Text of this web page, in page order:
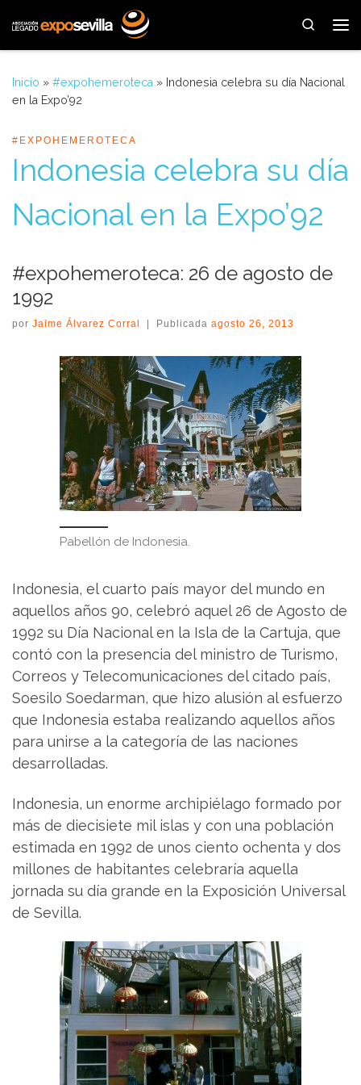
Saltar al contenido
Search
Inicio » #expohemeroteca » Indonesia celebra su día Nacional
en la Expo’92
#EXPOHEMEROTECA
Indonesia celebra su día
Nacional en la Expo’92
#expohemeroteca: 26 de agosto de
1992
por Jaime Álvarez Corral Publicada agosto 26, 2013
Pabellón de Indonesia.
Indonesia, el cuarto país mayor del mundo en
aquellos años 90, celebró aquel 26 de Agosto de
1992 su Día Nacional en la Isla de la Cartuja, que
contó con la presencia del ministro de Turismo,
Correos y Telecomunicaciones del citado país,
Soesilo Soedarman, que hizo alusión al esfuerzo
que Indonesia estaba realizando aquellos años
para unirse a la categoría de las naciones
desarrolladas.
Indonesia, un enorme archipiélago formado por
más de diecisiete mil islas y con una población
estimada en 1992 de unos ciento ochenta y dos
millones de habitantes celebraría aquella
jornada su día grande en la Exposición Universal
de Sevilla.